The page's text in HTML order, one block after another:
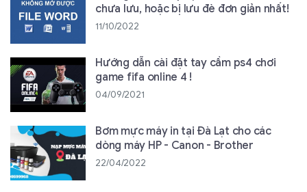
chưa lưu, hoặc bị lưu đè đơn giản nhất!
11/10/2022
Hướng dẫn cài đặt tay cầm ps4 chơi
game fifa online 4 !
04/09/2021
Bơm mực máy in tại Đà Lạt cho các
dòng máy HP - Canon - Brother
22/04/2022